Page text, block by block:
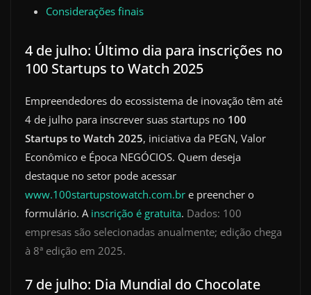
Considerações finais
4 de julho: Último dia para inscrições no
100 Startups to Watch 2025
Empreendedores do ecossistema de inovação têm até
4 de julho para inscrever suas startups no 100
Startups to Watch 2025, iniciativa da PEGN, Valor
Econômico e Época NEGÓCIOS. Quem deseja
destaque no setor pode acessar
www.100startupstowatch.com.br e preencher o
formulário. A inscrição é gratuita. Dados: 100
empresas são selecionadas anualmente; edição chega
à 8ª edição em 2025.
7 de julho: Dia Mundial do Chocolate